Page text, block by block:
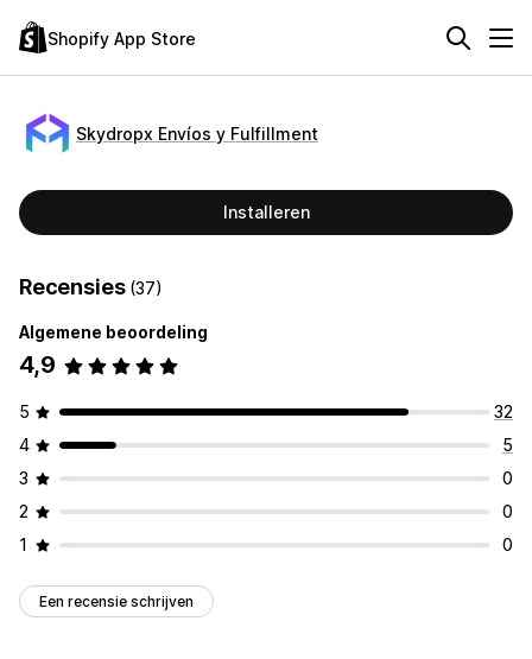
Shopify App Store
Skydropx Envíos y Fulfillment
Installeren
Recensies (37)
Algemene beoordeling
4,9
5
32
4
5
3
0
2
0
1
0
Een recensie schrijven